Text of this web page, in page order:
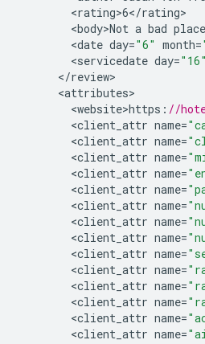
<rating>6</rating
<body>Not a bad place
<date day="6" month=
<servicedate day="16"
</review
<attributes
<website>https : //
<client_attr name=
<client_attr name=
<client_attr name=
<client_attr name=
<client_attr name=
<client_attr name=
<client_attr name=
<client_attr name=
<client_attr name=
<client_attr name=
<client_attr name=
<client_attr name=
<client_attr name=
<client_attr name=